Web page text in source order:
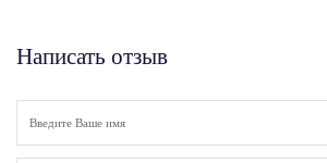
Написать отзыв